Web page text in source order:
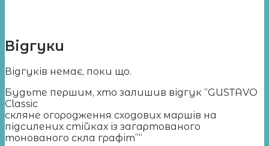
Відгуки
Відгуків немає, поки що.
Будьте першим, хто залишив відгук “GUSTAVO
Classic
скляне огородження сходових маршів на
підсилених стійках із загартованого
тонованого скла графіт”“